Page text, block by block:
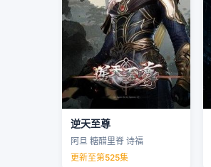
逆天至尊
阿旦 糖醋里脊 诗福
更新至第525集